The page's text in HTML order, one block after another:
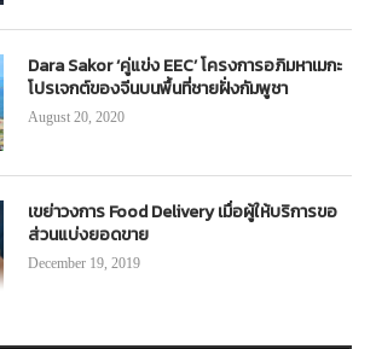
Dara Sakor ‘คู่แข่ง EEC’ โครงการอภิมหาเมกะ
โปรเจกต์ของจีนบนพื้นที่ชายฝั่งกัมพูชา
August 20, 2020
เขย่าวงการ Food Delivery เมื่อผู้ให้บริการขอ
ส่วนแบ่งยอดขาย
December 19, 2019